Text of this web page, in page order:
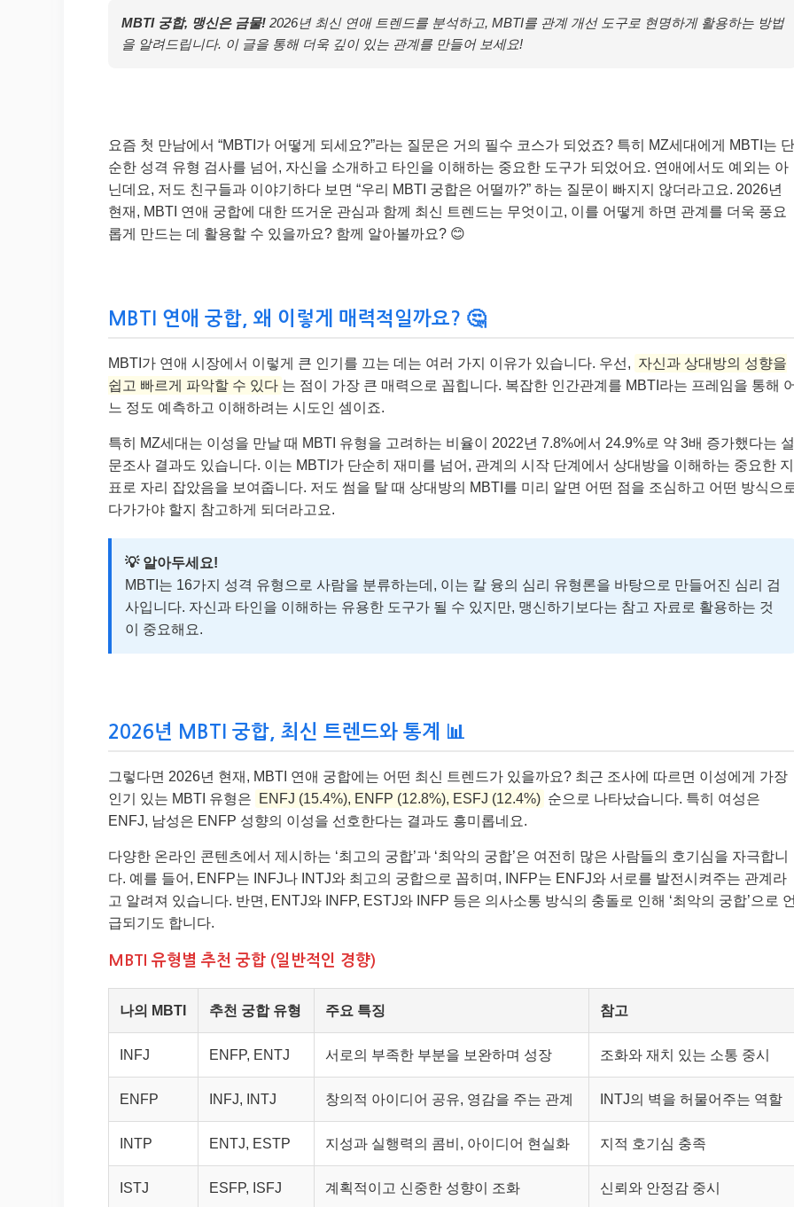
MBTI 궁합, 맹신은 금물! 2026년 최신 연애 트렌드를 분석하고, MBTI를 관계 개선 도구로 현명하게 활용하는 방법
을 알려드립니다. 이 글을 통해 더욱 깊이 있는 관계를 만들어 보세요!
요즘 첫 만남에서 “MBTI가 어떻게 되세요?”라는 질문은 거의 필수 코스가 되었죠? 특히 MZ세대에게 MBTI는 단
순한 성격 유형 검사를 넘어, 자신을 소개하고 타인을 이해하는 중요한 도구가 되었어요. 연애에서도 예외는 아
닌데요, 저도 친구들과 이야기하다 보면 “우리 MBTI 궁합은 어떨까?” 하는 질문이 빠지지 않더라고요. 2026년
현재, MBTI 연애 궁합에 대한 뜨거운 관심과 함께 최신 트렌드는 무엇이고, 이를 어떻게 하면 관계를 더욱 풍요
롭게 만드는 데 활용할 수 있을까요? 함께 알아볼까요? 😊
MBTI 연애 궁합, 왜 이렇게 매력적일까요? 🤔
MBTI가 연애 시장에서 이렇게 큰 인기를 끄는 데는 여러 가지 이유가 있습니다. 우선, 자신과 상대방의 성향을
쉽고 빠르게 파악할 수 있다 는 점이 가장 큰 매력으로 꼽힙니다. 복잡한 인간관계를 MBTI라는 프레임을 통해
느 정도 예측하고 이해하려는 시도인 셈이죠.
특히 MZ세대는 이성을 만날 때 MBTI 유형을 고려하는 비율이 2022년 7.8%에서 24.9%로 약 3배 증가했다는 설
문조사 결과도 있습니다. 이는 MBTI가 단순히 재미를 넘어, 관계의 시작 단계에서 상대방을 이해하는 중요한 지
표로 자리 잡았음을 보여줍니다. 저도 썸을 탈 때 상대방의 MBTI를 미리 알면 어떤 점을 조심하고 어떤 방식으
다가가야 할지 참고하게 되더라고요.
💡 알아두세요!
MBTI는 16가지 성격 유형으로 사람을 분류하는데, 이는 칼 융의 심리 유형론을 바탕으로 만들어진 심리 검
사입니다. 자신과 타인을 이해하는 유용한 도구가 될 수 있지만, 맹신하기보다는 참고 자료로 활용하는 것
이 중요해요.
2026년 MBTI 궁합, 최신 트렌드와 통계 📊
그렇다면 2026년 현재, MBTI 연애 궁합에는 어떤 최신 트렌드가 있을까요? 최근 조사에 따르면 이성에게 가장
인기 있는 MBTI 유형은
ENFJ (15.4%), ENFP (12.8%), ESFJ (12.4%) 순으로 나타났습니다. 특히 여성은
ENFJ, 남성은 ENFP 성향의 이성을 선호한다는 결과도 흥미롭네요.
다양한 온라인 콘텐츠에서 제시하는 ‘최고의 궁합’과 ‘최악의 궁합’은 여전히 많은 사람들의 호기심을 자극합니
다. 예를 들어, ENFP는 INFJ나 INTJ와 최고의 궁합으로 꼽히며, INFP는 ENFJ와 서로를 발전시켜주는 관계라
고 알려져 있습니다. 반면, ENTJ와 INFP, ESTJ와 INFP 등은 의사소통 방식의 충돌로 인해 ‘최악의 궁합’으로
급되기도 합니다.
MBTI 유형별 추천 궁합 (일반적인 경향)
나의 MBTI 추천 궁합 유형 주요 특징 참고
INFJ ENFP, ENTJ 서로의 부족한 부분을 보완하며 성장 조화와 재치 있는 소통 중시
ENFP INFJ, INTJ 창의적 아이디어 공유, 영감을 주는 관계 INTJ의 벽을 허물어주는 역할
INTP ENTJ, ESTP 지성과 실행력의 콤비, 아이디어 현실화 지적 호기심 충족
ISTJ ESFP, ISFJ 계획적이고 신중한 성향이 조화 신뢰와 안정감 중시